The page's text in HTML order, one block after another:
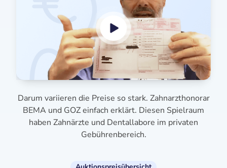
Darum variieren die Preise so stark. Zahnarzthonorar
BEMA und GOZ einfach erklärt. Diesen Spielraum
haben Zahnärzte und Dentallabore im privaten
Gebührenbereich.